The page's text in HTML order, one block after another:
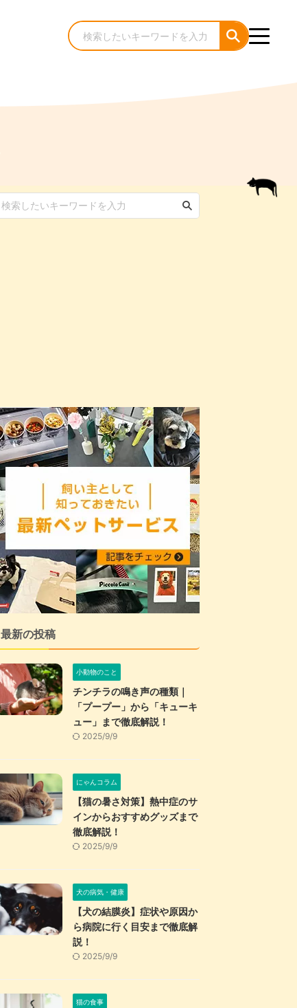
犬のケア・お手入れ
猫のケア・お手入れ
最新の投稿
小動物のこと
チンチラの鳴き声の種類｜
「プープー」から「キューキ
ュー」まで徹底解説！
2025/9/9
にゃんコラム
【猫の暑さ対策】熱中症のサ
インからおすすめグッズまで
徹底解説！
2025/9/9
犬の病気・健康
【犬の結膜炎】症状や原因か
ら病院に行く目安まで徹底解
説！
2025/9/9
猫の食事